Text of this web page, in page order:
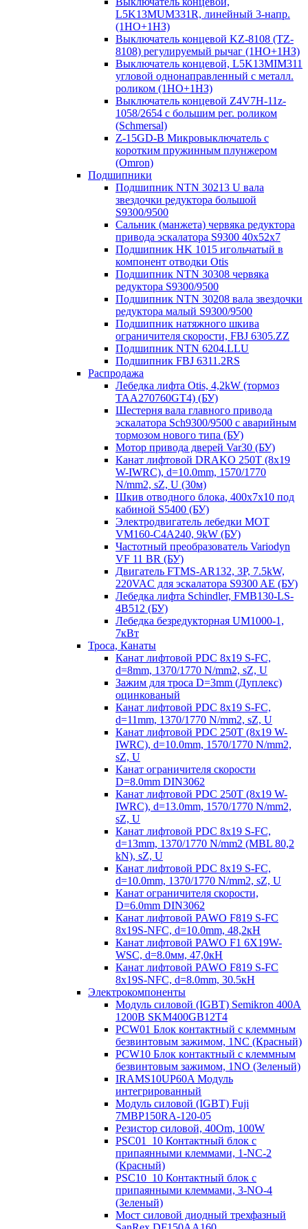
L5K13MUM331R, линейный 3-напр.
(1НО+1НЗ)
Выключатель концевой KZ-8108 (TZ-
8108) регулируемый рычаг (1НО+1НЗ)
Выключатель концевой, L5K13MIM311
угловой однонаправленный с металл.
роликом (1НО+1НЗ)
Выключатель концевой Z4V7H-11z-
1058/2654 с большим рег. роликом
(Schmersal)
Z-15GD-B Микровыключатель с
коротким пружинным плунжером
(Omron)
Подшипники
Подшипник NTN 30213 U вала
звездочки редуктора большой
S9300/9500
Сальник (манжета) червяка редуктора
привода эскалатора S9300 40х52х7
Подшипник HK 1015 игольчатый в
компонент отводки Otis
Подшипник NTN 30308 червяка
редуктора S9300/9500
Подшипник NTN 30208 вала звездочки
редуктора малый S9300/9500
Подшипник натяжного шкива
ограничителя скорости, FBJ 6305.ZZ
Подшипник NTN 6204.LLU
Подшипник FBJ 6311.2RS
Распродажа
Лебедка лифта Otis, 4,2kW (тормоз
TAA270760GT4) (БУ)
Шестерня вала главного привода
эскалатора Sch9300/9500 с аварийным
тормозом нового типа (БУ)
Мотор привода дверей Var30 (БУ)
Канат лифтовой DRAKO 250T (8x19
W-IWRC), d=10.0mm, 1570/1770
N/mm2, sZ, U (30м)
Шкив отводного блока, 400х7х10 под
кабиной S5400 (БУ)
Электродвигатель лебедки MOT
VM160-C4A240, 9kW (БУ)
Частотный преобразователь Variodyn
VF 11 BR (БУ)
Двигатель FTMS-AR132, 3P, 7.5kW,
220VAC для эскалатора S9300 AE (БУ)
Лебедка лифта Schindler, FMB130-LS-
4B512 (БУ)
Лебедка безредукторная UM1000-1,
7кВт
Троса, Канаты
Канат лифтовой PDC 8x19 S-FC,
d=8mm, 1370/1770 N/mm2, sZ, U
Зажим для троса D=3mm (Дуплекс)
оцинкованый
Канат лифтовой PDC 8x19 S-FC,
d=11mm, 1370/1770 N/mm2, sZ, U
Канат лифтовой PDC 250T (8x19 W-
IWRC), d=10.0mm, 1570/1770 N/mm2,
sZ, U
Канат ограничителя скорости
D=8.0mm DIN3062
Канат лифтовой PDC 250T (8x19 W-
IWRC), d=13.0mm, 1570/1770 N/mm2,
sZ, U
Канат лифтовой PDC 8х19 S-FC,
d=13mm, 1370/1770 N/mm2 (MBL 80,2
kN), sZ, U
Канат лифтовой PDC 8x19 S-FC,
d=10.0mm, 1370/1770 N/mm2, sZ, U
Канат ограничителя скорости,
D=6.0mm DIN3062
Канат лифтовой PAWO F819 S-FC
8х19S-NFC, d=10.0mm, 48,2кН
Канат лифтовой PAWO F1 6X19W-
WSC, d=8.0мм, 47,0кН
Канат лифтовой PAWO F819 S-FC
8х19S-NFC, d=8.0mm, 30.5кН
Электрокомпоненты
Модуль силовой (IGBT) Semikron 400А
1200В SKM400GB12T4
PCW01 Блок контактный с клеммным
безвинтовым зажимом, 1NC (Красный)
PCW10 Блок контактный с клеммным
безвинтовым зажимом, 1NO (Зеленый)
IRAMS10UP60A Модуль
интегрированный
Модуль силовой (IGBT) Fuji
7MBP150RA-120-05
Резистор силовой, 40Om, 100W
PSC01_10 Контактный блок с
припаянными клеммами, 1-NC-2
(Красный)
PSC10_10 Контактный блок с
припаянными клеммами, 3-NO-4
(Зеленый)
Мост силовой диодный трехфазный